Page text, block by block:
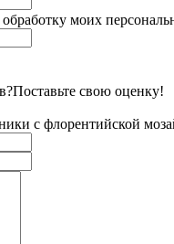
моих
Поставьте свою оценку!
с флорентийской